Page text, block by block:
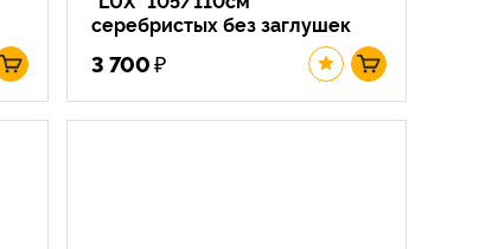
серебристых без заглушек
3 700₽